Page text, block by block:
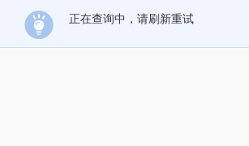
正在查询中，请刷新重试